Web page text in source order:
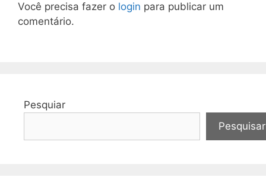
Você precisa fazer o login para publicar um
comentário.
Pesquiar
Pesquisar